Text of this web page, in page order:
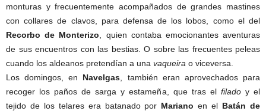
monturas y frecuentemente acompañados de grandes mastines
con collares de clavos, para defensa de los lobos, como el del
Recorbo de Monterizo , quien contaba emocionantes aventuras
de sus encuentros con las bestias. O sobre las frecuentes peleas
cuando los aldeanos pretendían a una vaqueira o viceversa.
Los domingos, en Navelgas , también eran aprovechados para
recoger los paños de sarga y estameña, que tras el filadoy el
tejido de los telares era batanado por Mariano en el Batán de